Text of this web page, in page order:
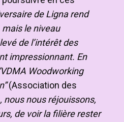
de Ligna rend
le niveau
de l’intérêt des
impressionnant. En
Woodworking
(Association des
, nous nous réjouissons,
de voir la filière rester